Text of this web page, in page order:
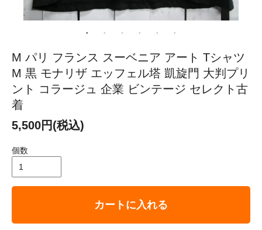
M パリ フランス スーベニア アート Tシャツ
M 黒 モナリザ エッフェル塔 凱旋門 大判プリ
ント コラージュ 企業 ビンテージ セレクト古
着
5,500円(税込)
個数
カートに入れる